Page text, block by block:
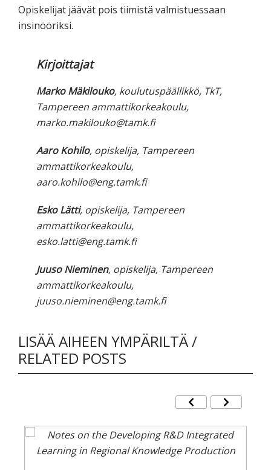
Opiskelijat jäävät pois tiimistä valmistuessaan
insinööriksi.
Kirjoittajat
Marko Mäkilouko, koulutuspäällikkö, TkT,
Tampereen ammattikorkeakoulu,
marko.makilouko@tamk.fi
Aaro Kohilo, opiskelija, Tampereen
ammattikorkeakoulu,
aaro.kohilo@eng.tamk.fi
Esko Lätti, opiskelija, Tampereen
ammattikorkeakoulu,
esko.latti@eng.tamk.fi
Juuso Nieminen, opiskelija, Tampereen
ammattikorkeakoulu,
juuso.nieminen@eng.tamk.fi
LISÄÄ AIHEEN YMPÄRILTÄ /
RELATED POSTS